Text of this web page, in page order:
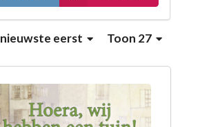
Toon 27
nieuwste eerst